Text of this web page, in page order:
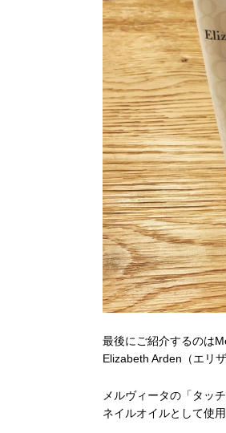
最後にご紹介するのは
Elizabeth Arden（エリ
メルヴィータの「タッ
ネイルオイルとして使